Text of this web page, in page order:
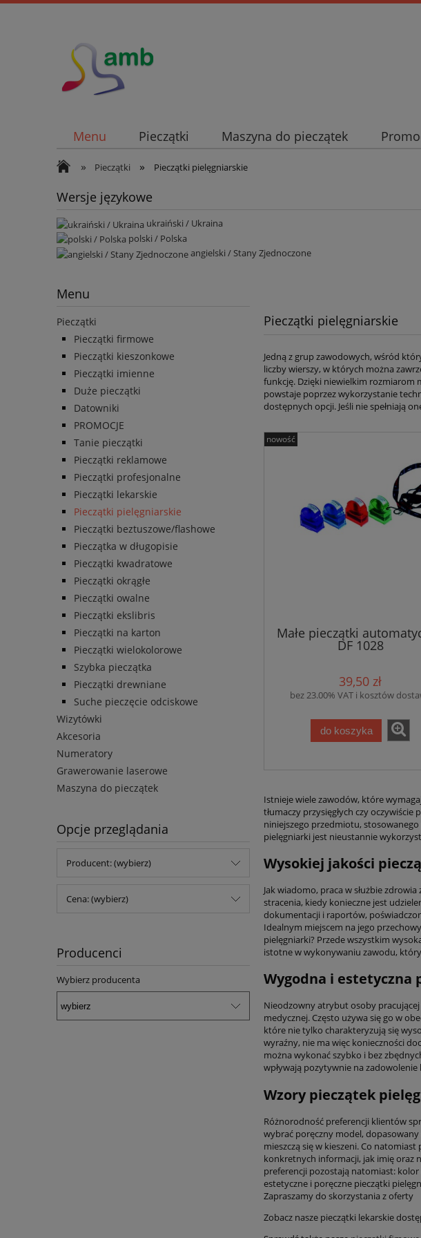
Menu Pieczątki Maszyna do pieczątek
» Pieczątki » Pieczątki pielęgniarskie
Wersje językowe
ukraiński / Ukraina
polski / Polska
angielski / Stany Zjednoczone
Menu
Pieczątki
Pieczątki firmowe
Pieczątki kieszonkowe
Pieczątki imienne
Duże pieczątki
Datowniki
PROMOCJE
Tanie pieczątki
Pieczątki reklamowe
Pieczątki profesjonalne
Pieczątki lekarskie
Pieczątki pielęgniarskie
Pieczątki beztuszowe/flashowe
Pieczątka w długopisie
Pieczątki kwadratowe
Pieczątki okrągłe
Pieczątki owalne
Pieczątki ekslibris
Pieczątki na karton
Pieczątki wielokolorowe
Szybka pieczątka
Pieczątki drewniane
Suche pieczęcie odciskowe
Wizytówki
Akcesoria
Numeratory
Grawerowanie laserowe
Maszyna do pieczątek
Opcje przeglądania
Producent: (wybierz)
Cena: (wybierz)
Producenci
Wybierz producenta
Pieczątki pielęgniarskie
Jedną z grup zawodowych, wśród
liczby wierszy, w których można
funkcję. Dzięki niewielkim
powstaje poprzez wykorzystanie
dostępnych opcji. Jeśli nie spełniają
Małe pieczątki
DF 1028
39,50 zł
bez 23.00% VAT i kosztów
do koszyka
nowość
Istnieje wiele zawodów, które
tłumaczy przysięgłych czy
niniejszego przedmiotu,
pielęgniarki jest nieustannie
Wysokiej jakości
Jak wiadomo, praca w służbie
stracenia, kiedy konieczne jest
dokumentacji i raportów,
Idealnym miejscem na jego
pielęgniarki? Przede wszystkim
istotne w wykonywaniu zawodu,
Wygodna i
Nieodzowny atrybut osoby
medycznej. Często używa się go w
które nie tylko charakteryzują się
wyraźny, nie ma więc konieczności
można wykonać szybko i bez
wpływają pozytywnie na
Wzory pieczątek
Różnorodność preferencji klientów
wybrać poręczny model,
mieszczą się w kieszeni. Co
konkretnych informacji, jak imię oraz
preferencji pozostają natomiast:
estetyczne i poręczne pieczątki
Zapraszamy do skorzystania z oferty
Zobacz nasze pieczątki lekarskie